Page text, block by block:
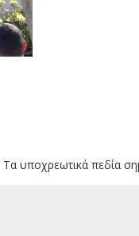
Τα υποχρεωτικά πεδία